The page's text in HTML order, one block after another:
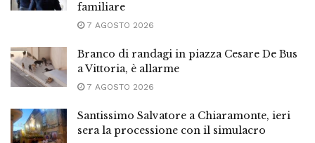
familiare
7 AGOSTO 2026
Branco di randagi in piazza Cesare De Bus
a Vittoria, è allarme
7 AGOSTO 2026
Santissimo Salvatore a Chiaramonte, ieri
sera la processione con il simulacro